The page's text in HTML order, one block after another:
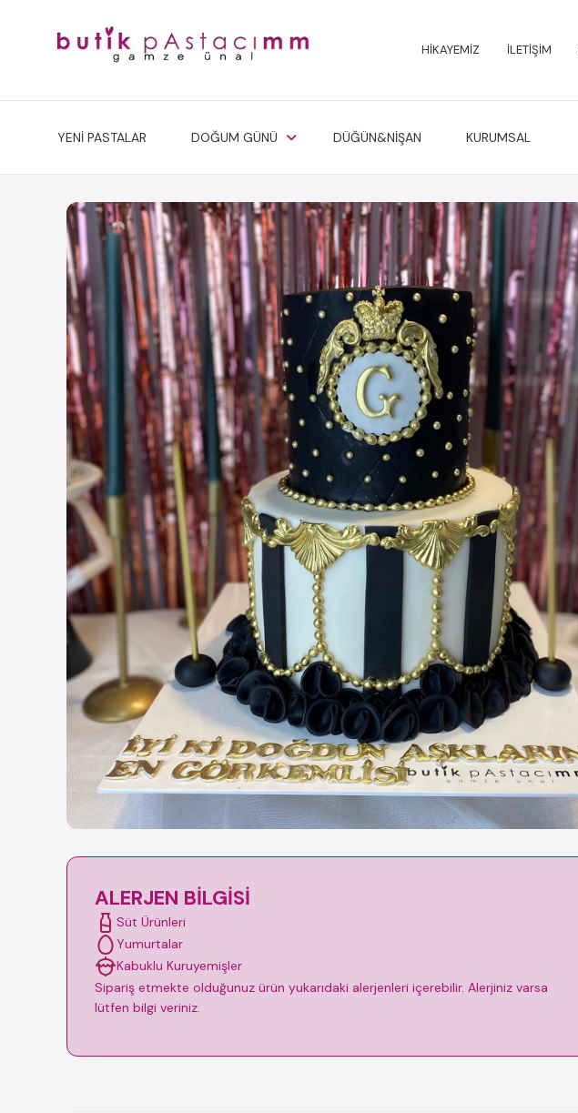
HİKAYEMİZ İLETİŞİM
YENİ PASTALAR DOĞUM GÜNÜ DÜĞÜN&NİŞAN KURUMSAL
ALERJEN BILGISI
Süt Ürünleri
Yumurtalar
Kabuklu Kuruyemişler
Sipariş etmekte olduğunuz ürün yukarıdaki alerjenleri içerebilir. Alerjiniz varsa
lütfen bilgi veriniz.